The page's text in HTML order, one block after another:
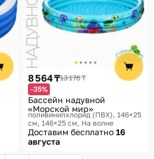
8 564 ₸13 176 ₸
-35%
Бассейн надувной
«Морской мир»
поливинилхлорид (ПВХ), 146×25
см, 146×25 см На волне
Доставим бесплатно 16
августа